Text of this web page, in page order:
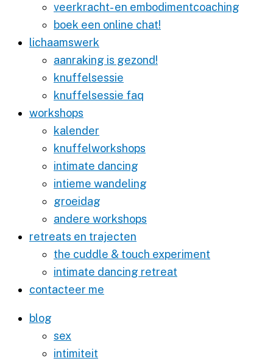
veerkracht- en embodimentcoaching
boek een online chat!
lichaamswerk
aanraking is gezond!
knuffelsessie
knuffelsessie faq
workshops
kalender
knuffelworkshops
intimate dancing
intieme wandeling
groeidag
andere workshops
retreats en trajecten
the cuddle & touch experiment
intimate dancing retreat
contacteer me
blog
sex
intimiteit